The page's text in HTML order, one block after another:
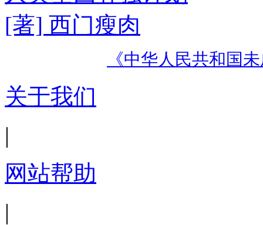
[著] 西门瘦肉
《中华人民共和国
关于我们
|
网站帮助
|